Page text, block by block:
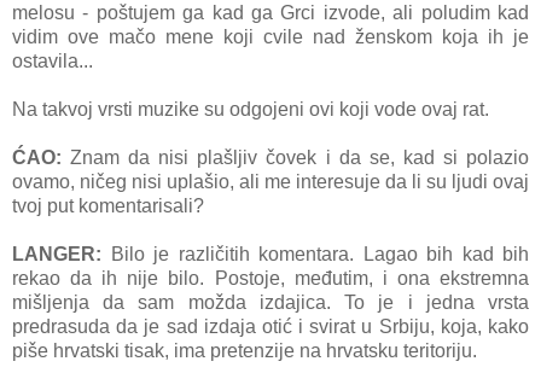
melosu - poštujem ga kad ga Grci izvode, ali poludim kad
vidim ove mačo mene koji cvile nad ženskom koja ih je
ostavila...
Na takvoj vrsti muzike su odgojeni ovi koji vode ovaj rat.
ĆAO: Znam da nisi plašljiv čovek i da se, kad si polazio
ovamo, ničeg nisi uplašio, ali me interesuje da li su ljudi ovaj
tvoj put komentarisali?
LANGER: Bilo je različitih komentara. Lagao bih kad bih
rekao da ih nije bilo. Postoje, međutim, i ona ekstremna
mišljenja da sam možda izdajica. To je i jedna vrsta
predrasuda da je sad izdaja otić i svirat u Srbiju, koja, kako
piše hrvatski tisak, ima pretenzije na hrvatsku teritoriju.